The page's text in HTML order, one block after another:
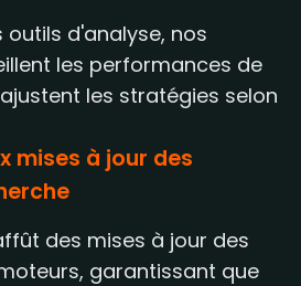
d'analyse, nos
les performances de
les stratégies selon
mises à jour des
des mises à jour des
garantissant que